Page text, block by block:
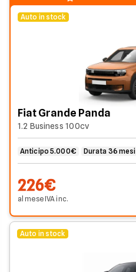
Auto in stock
Fiat Grande Panda
1.2 Business 100cv
Anticipo 5.000€ Durata 36 mesi
226€
al meseIVAinc.
Auto in stock